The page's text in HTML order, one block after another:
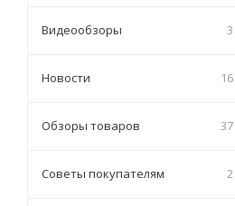
Видеообзоры 3
Новости 16
Обзоры товаров 37
Советы покупателям 2